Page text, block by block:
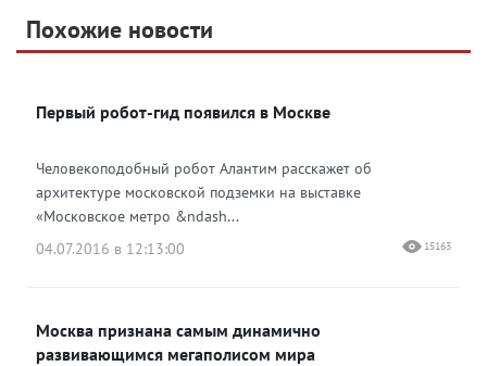
Telegram
Одноклассники
Яндекс Дзен
Похожие новости
Первый робот-гид появился в Москве
Человекоподобный робот Алантим расскажет об
архитектуре московской подземки на выставке
«Московское метро &ndash...
04.07.2016 в 12:13:00
15163
Москва признана самым динамично
развивающимся мегаполисом мира